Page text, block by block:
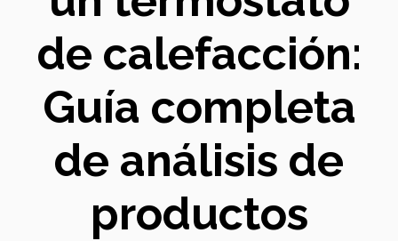
de calefacción:
Guía completa
de análisis de
productos